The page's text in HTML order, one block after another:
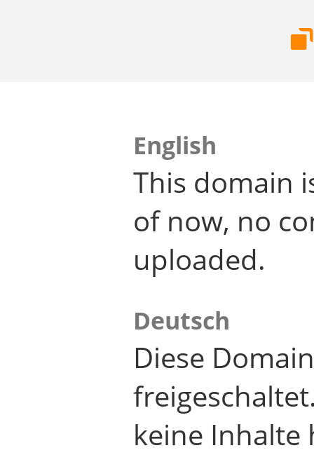
English
This domain
of now, no
uploaded.
Deutsch
Diese
keine Inhalte